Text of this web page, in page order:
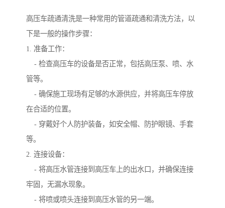
高压车疏通清洗是一种常用的管道疏通和清洗方法，以
下是一般的操作步骤：
1. 准备工作：
- 检查高压车的设备是否正常，包括高压泵、喷、水
管等。
- 确保施工现场有足够的水源供应，并将高压车停放
在合适的位置。
- 穿戴好个人防护装备，如安全帽、防护眼镜、手套
等。
2. 连接设备：
- 将高压水管连接到高压车上的出水口，并确保连接
牢固，无漏水现象。
- 将喷或喷头连接到高压水管的另一端。